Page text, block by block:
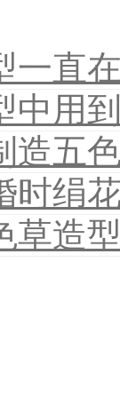
一直
中用
造五
时绢
草造